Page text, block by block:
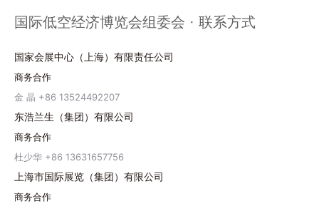
国际低空经济博览会组委会 · 联系方式
国家会展中心（上海）有限责任公司
商务合作
金 晶 +86 13524492207
东浩兰生（集团）有限公司
商务合作
杜少华 +86 13631657756
上海市国际展览（集团）有限公司
商务合作